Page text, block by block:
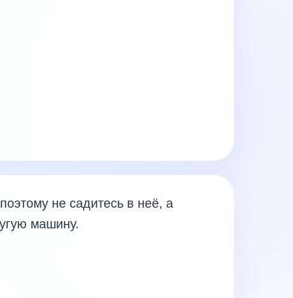
не садитесь в неё, а
машину.